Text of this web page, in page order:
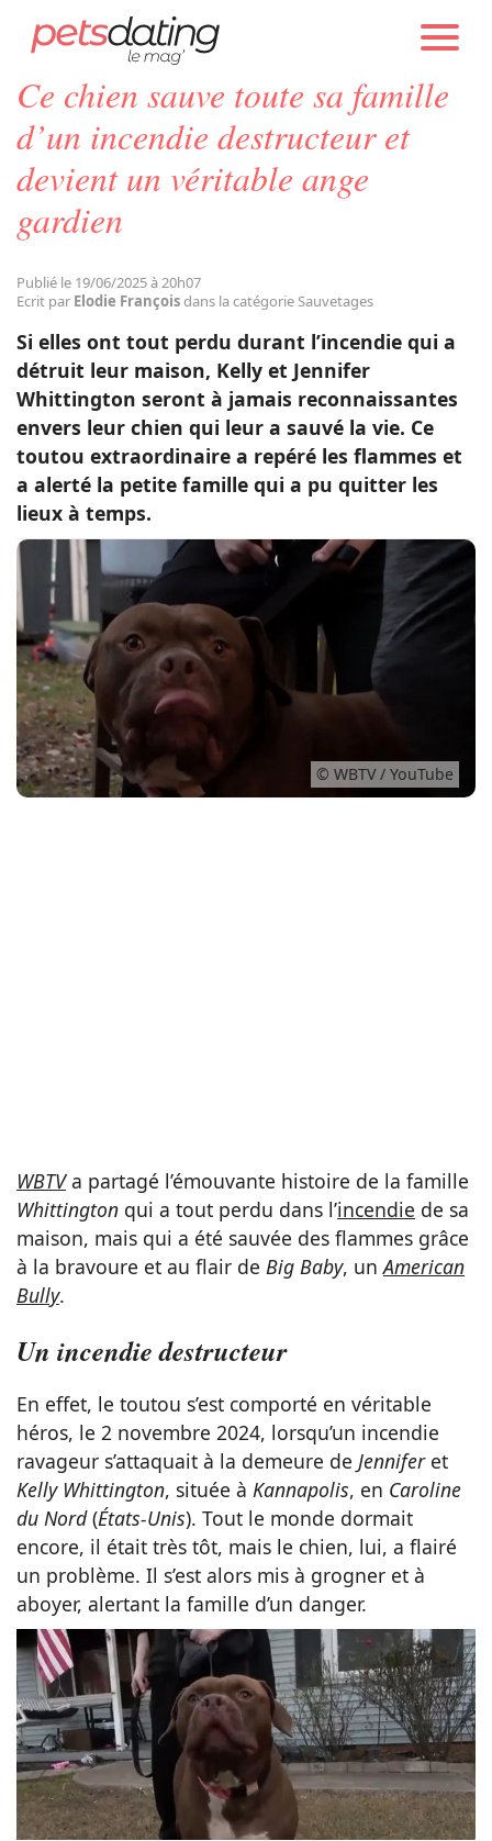
Chien
Chat
Tops
Sauvetages
PETS DATING ACTUALITÉS SAUVETAGES
Ce chien sauve toute sa famille
d’un incendie destructeur et
devient un véritable ange
gardien
Publié le 19/06/2025 à 20h07
Ecrit par Elodie Françoisdans la catégorie Sauvetages
Si elles ont tout perdu durant l’incendie qui a
détruit leur maison, Kelly et Jennifer
Whittington seront à jamais reconnaissantes
envers leur chien qui leur a sauvé la vie. Ce
toutou extraordinaire a repéré les flammes et
a alerté la petite famille qui a pu quitter les
lieux à temps.
© WBTV / YouTube
WBTVa partagé l’émouvante histoire de la famille
Whittington qui a tout perdu dans l’incendie de sa
maison, mais qui a été sauvée des flammes grâce
à la bravoure et au flair de Big Baby, unAmerican
Bully.
Un incendie destructeur
En effet, le toutou s’est comporté en véritable
héros, le 2 novembre 2024, lorsqu’un incendie
ravageur s’attaquait à la demeure de Jenniferet
Kelly Whittington, située à Kannapolis, en Caroline
du Nord(États-Unis). Tout le monde dormait
encore, il était très tôt, mais le chien, lui, a flairé
un problème. Il s’est alors mis à grogner et à
aboyer, alertant la famille d’un danger.